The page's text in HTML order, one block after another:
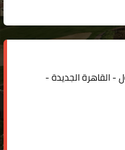
مكتب 106 الدور الأول - القاهرة الجديدة -